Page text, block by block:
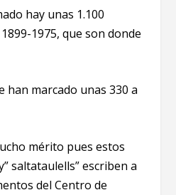
hay unas 1.100
1975, que son donde
han marcado unas 330 a
mérito pues estos
saltataulells” escriben a
del Centro de